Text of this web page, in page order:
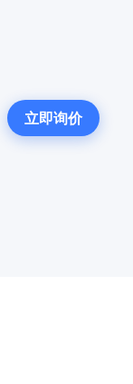
钢桶
立即询价